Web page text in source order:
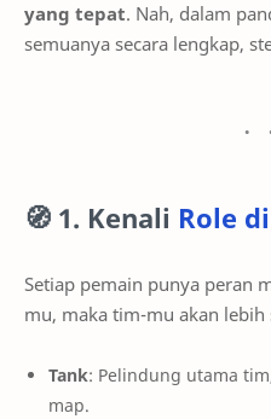
yang tepat. Nah, dalam
semuanya secara lengkap,
🧭 1. Kenali Role
Setiap pemain punya peran
mu, maka tim-mu akan lebih
Tank: Pelindung utama
map.